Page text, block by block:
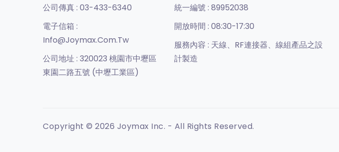
公司傳真 : 03-433-6340
電子信箱 :
Info@joymax.com.tw
公司地址 : 320023 桃園市中壢區
東園二路五號 (中壢工業區)
統一編號 : 89952038
開放時間 : 08:30-17:30
服務內容 : 天線、RF連接器、線組產品之設
計製造
Copyright © 2026 Joymax Inc. - All Rights Reserved.